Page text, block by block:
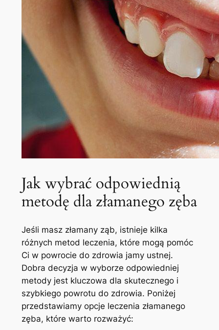
Jak⁤ wybrać ⁤odpowiednią
metodę dla złamanego zęba
Jeśli masz złamany ‌ząb, istnieje ⁤kilka
różnych metod leczenia, które mogą pomóc
Ci w powrocie do zdrowia jamy⁢ ustnej.
‍Dobra ⁤decyzja w‌ wyborze⁣ odpowiedniej
metody jest⁤ kluczowa dla skutecznego i
szybkiego ‍powrotu‍ do zdrowia.⁣ Poniżej
‍przedstawiamy opcje leczenia złamanego
zęba, które warto⁤ rozważyć: